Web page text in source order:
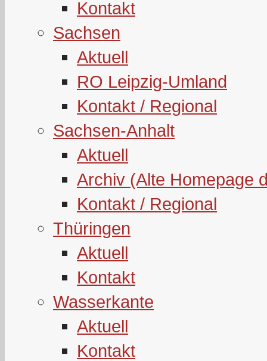
Kontakt
Sachsen
Aktuell
RO Leipzig-Umland
Kontakt / Regional
Sachsen-Anhalt
Aktuell
Archiv (Alte Homepage
Kontakt / Regional
Thüringen
Aktuell
Kontakt
Wasserkante
Aktuell
Kontakt